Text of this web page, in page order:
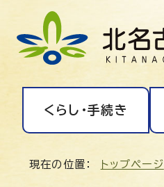
くらし・手続き
現在の位置： トップページ